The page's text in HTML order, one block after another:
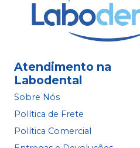
Atendimento na
Labodental
Sobre Nós
Política de Frete
Política Comercial